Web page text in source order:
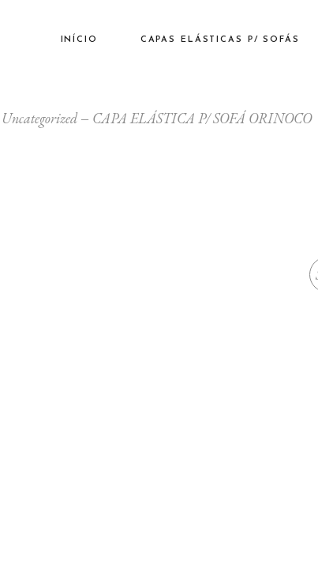
INÍCIO CAPAS ELÁSTICAS P/ SOFÁS
Uncategorized CAPA ELÁSTICA P/ SOFÁ ORINOCO